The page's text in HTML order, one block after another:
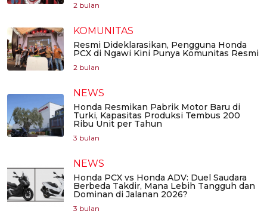
2 bulan
KOMUNITAS
Resmi Dideklarasikan, Pengguna Honda
PCX di Ngawi Kini Punya Komunitas Resmi
2 bulan
NEWS
Honda Resmikan Pabrik Motor Baru di
Turki, Kapasitas Produksi Tembus 200
Ribu Unit per Tahun
3 bulan
NEWS
Honda PCX vs Honda ADV: Duel Saudara
Berbeda Takdir, Mana Lebih Tangguh dan
Dominan di Jalanan 2026?
3 bulan